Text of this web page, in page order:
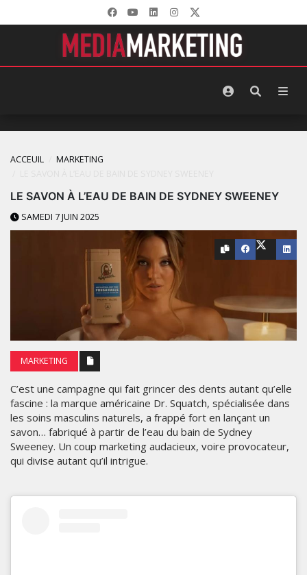
ACCEUIL
MARKETING
LE SAVON À L’EAU DE BAIN DE SYDNEY SWEENEY
SAMEDI 7 JUIN 2025
MARKETING
C’est une campagne qui fait grincer des dents autant qu’elle
fascine : la marque américaine Dr. Squatch, spécialisée dans
les soins masculins naturels, a frappé fort en lançant un
savon… fabriqué à partir de l’eau du bain de Sydney
Sweeney. Un coup marketing audacieux, voire provocateur,
qui divise autant qu’il intrigue.